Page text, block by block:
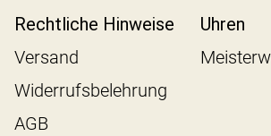
Rechtliche Hinweise
Versand
Widerrufsbelehrung
AGB
Uhren